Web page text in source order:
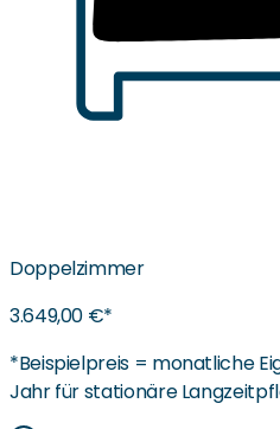
Doppelzimmer
3.649,00 €*
*Beispielpreis = monatliche
Jahr für stationäre